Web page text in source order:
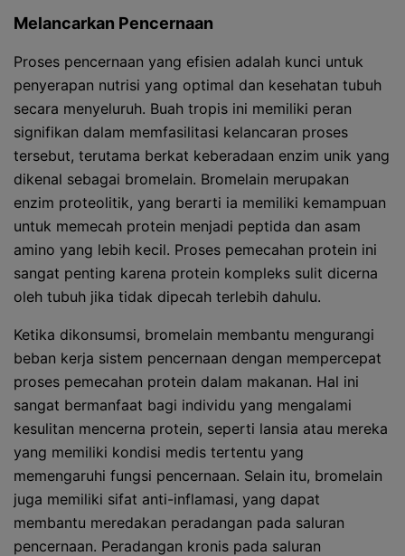
Melancarkan Pencernaan
Proses pencernaan yang efisien adalah kunci untuk
penyerapan nutrisi yang optimal dan kesehatan tubuh
secara menyeluruh. Buah tropis ini memiliki peran
signifikan dalam memfasilitasi kelancaran proses
tersebut, terutama berkat keberadaan enzim unik yang
dikenal sebagai bromelain. Bromelain merupakan
enzim proteolitik, yang berarti ia memiliki kemampuan
untuk memecah protein menjadi peptida dan asam
amino yang lebih kecil. Proses pemecahan protein ini
sangat penting karena protein kompleks sulit dicerna
oleh tubuh jika tidak dipecah terlebih dahulu.
Ketika dikonsumsi, bromelain membantu mengurangi
beban kerja sistem pencernaan dengan mempercepat
proses pemecahan protein dalam makanan. Hal ini
sangat bermanfaat bagi individu yang mengalami
kesulitan mencerna protein, seperti lansia atau mereka
yang memiliki kondisi medis tertentu yang
memengaruhi fungsi pencernaan. Selain itu, bromelain
juga memiliki sifat anti-inflamasi, yang dapat
membantu meredakan peradangan pada saluran
pencernaan. Peradangan kronis pada saluran